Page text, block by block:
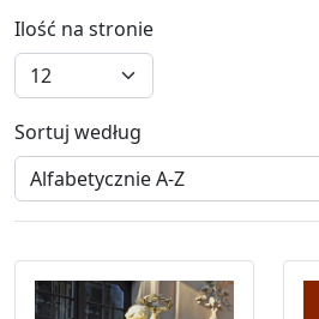
Ilość na stronie
Sortuj według